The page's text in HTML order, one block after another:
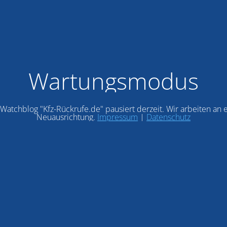
Wartungsmodus
"Kfz-Rückrufe.de" pausiert derzeit. Wir arbeiten an
Neuausrichtung. Impressum | Datenschutz